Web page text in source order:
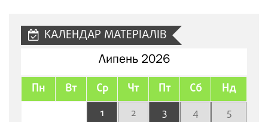
КАЛЕНДАР МАТЕРІАЛІВ
Липень 2026
Пн Вт Ср Чт Пт Сб Нд
1 2 3 4
5